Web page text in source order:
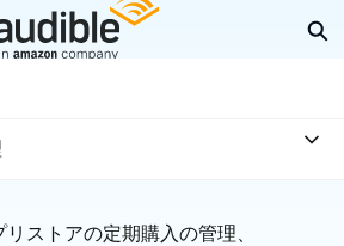
と請求
ストアの定期購入の管理、